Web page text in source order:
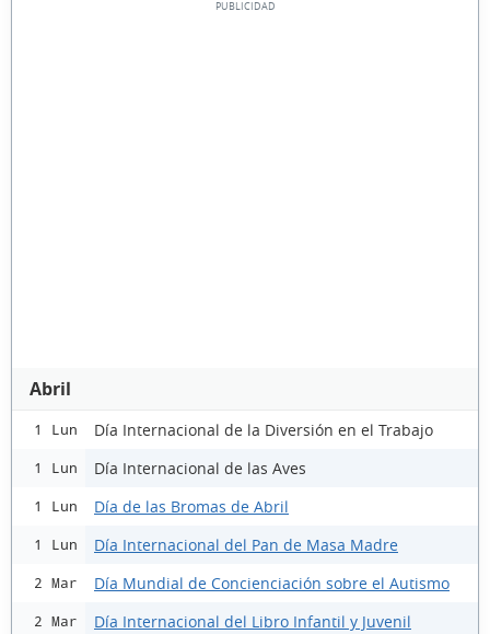
Abril
1 Lun Día Internacional de la Diversión en el Trabajo
1 Lun Día Internacional de las Aves
1 Lun Día de las Bromas de Abril
1 Lun Día Internacional del Pan de Masa Madre
2 Mar Día Mundial de Concienciación sobre el Autismo
2 Mar Día Internacional del Libro Infantil y Juvenil